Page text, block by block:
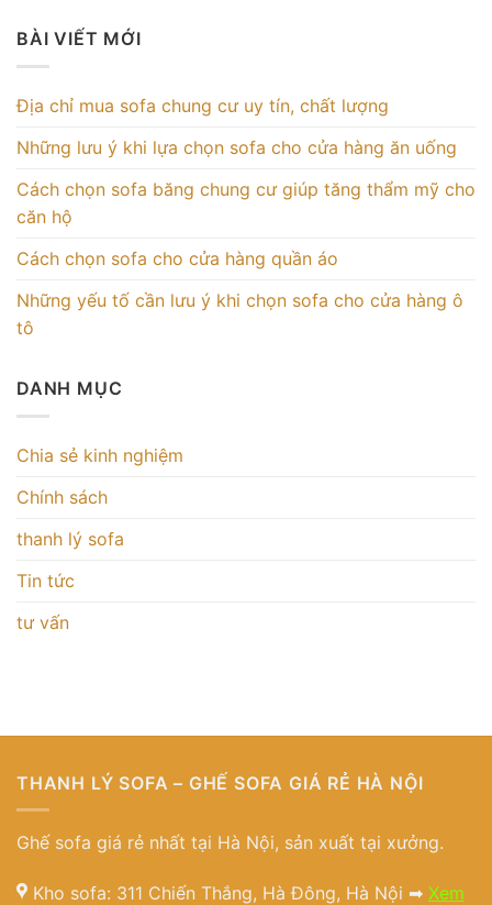
BÀI VIẾT MỚI
Địa chỉ mua sofa chung cư uy tín, chất lượng
Những lưu ý khi lựa chọn sofa cho cửa hàng ăn uống
Cách chọn sofa băng chung cư giúp tăng thẩm mỹ cho
căn hộ
Cách chọn sofa cho cửa hàng quần áo
Những yếu tố cần lưu ý khi chọn sofa cho cửa hàng ô
tô
DANH MỤC
Chia sẻ kinh nghiệm
Chính sách
thanh lý sofa
Tin tức
tư vấn
THANH LÝ SOFA – GHẾ SOFA GIÁ RẺ HÀ NỘI
Ghế sofa giá rẻ nhất tại Hà Nội, sản xuất tại xưởng.
Kho sofa: 311 Chiến Thắng, Hà Đông, Hà Nội ➡ Xem